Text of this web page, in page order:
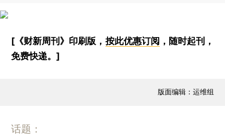
[《财新周刊》印刷版， 按此优惠订阅 ，随时起刊，
免费快递。]
版面编辑：运维组
话题：